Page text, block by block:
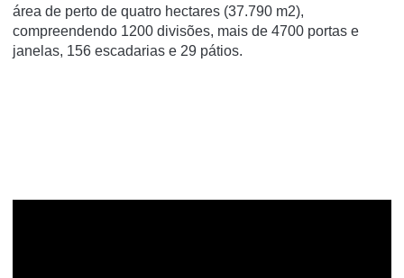
área de perto de quatro hectares (37.790 m2),
compreendendo 1200 divisões, mais de 4700 portas e
janelas, 156 escadarias e 29 pátios.